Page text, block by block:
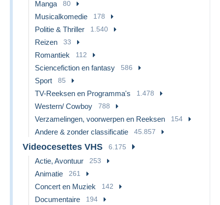
Manga 80
Musicalkomedie 178
Politie & Thriller 1.540
Reizen 33
Romantiek 112
Sciencefiction en fantasy 586
Sport 85
TV-Reeksen en Programma's 1.478
Western/ Cowboy 788
Verzamelingen, voorwerpen en Reeksen 154
Andere & zonder classificatie 45.857
Videocesettes VHS 6.175
Actie, Avontuur 253
Animatie 261
Concert en Muziek 142
Documentaire 194